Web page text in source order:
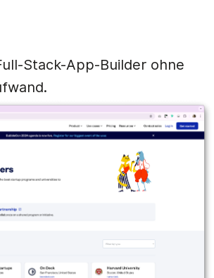
Stack-App-Builder ohne